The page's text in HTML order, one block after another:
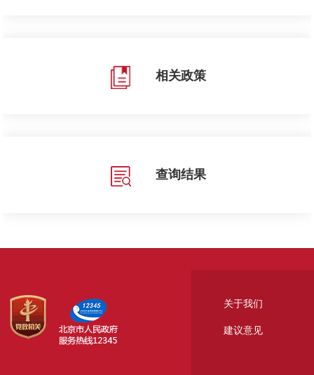
相关政策
查询结果
关于我们
建议意见